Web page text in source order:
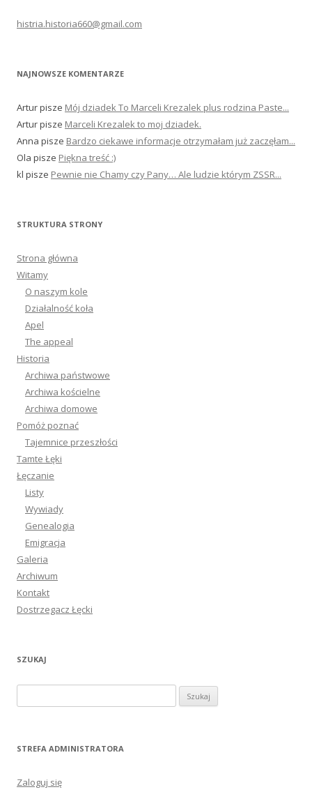
histria.historia660@gmail.com
NAJNOWSZE KOMENTARZE
Arturpisze Mój dziadek To Marceli Krezalek plus rodzina Paste...
Arturpisze Marceli Krezalek to moj dziadek.
Anna pisze Bardzo ciekawe informacje otrzymałam już zaczęłam...
Ola pisze Piękna treść :)
kl pisze Pewnie nie Chamy czy Pany… Ale ludzie którym ZSSR...
STRUKTURA STRONY
Strona główna
Witamy
O naszym kole
Działalność koła
Apel
The appeal
Historia
Archiwa państwowe
Archiwa kościelne
Archiwa domowe
Pomóż poznać
Tajemnice przeszłości
Tamte Łęki
Łęczanie
Listy
Wywiady
Genealogia
Emigracja
Galeria
Archiwum
Kontakt
Dostrzegacz Łęcki
SZUKAJ
z
k
j
STREFA ADMINISTRATORA
Zaloguj się